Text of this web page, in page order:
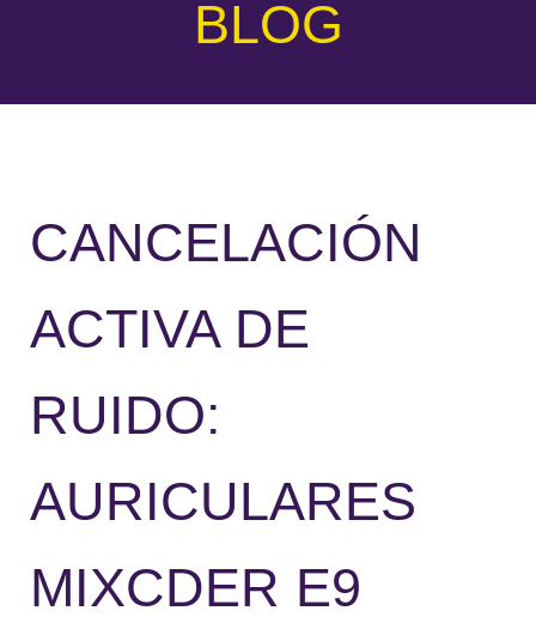
BLOG
CANCELACIÓN
ACTIVA DE
RUIDO:
AURICULARES
MIXCDER E9